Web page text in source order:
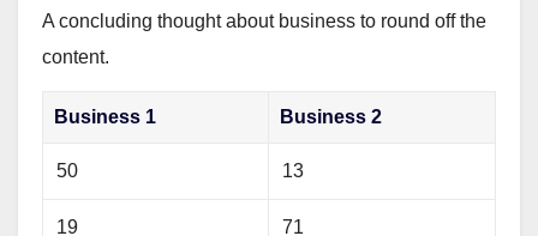
A concluding thought about business to round off the
content.
Business 1 Business 2
50 13
19 71